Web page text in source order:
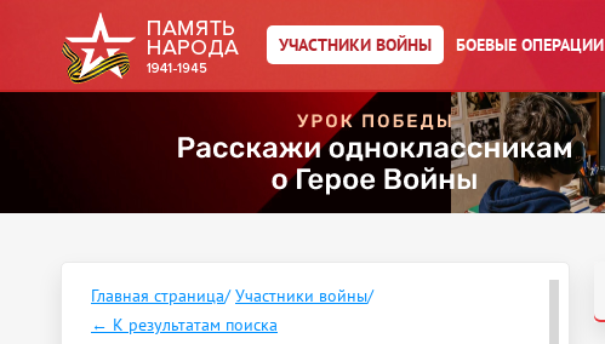
УЧАСТНИКИ ВОЙНЫ БОЕВЫЕ ОПЕРАЦИИ
Главная страница/ Участники войны/
← К результатам поиска